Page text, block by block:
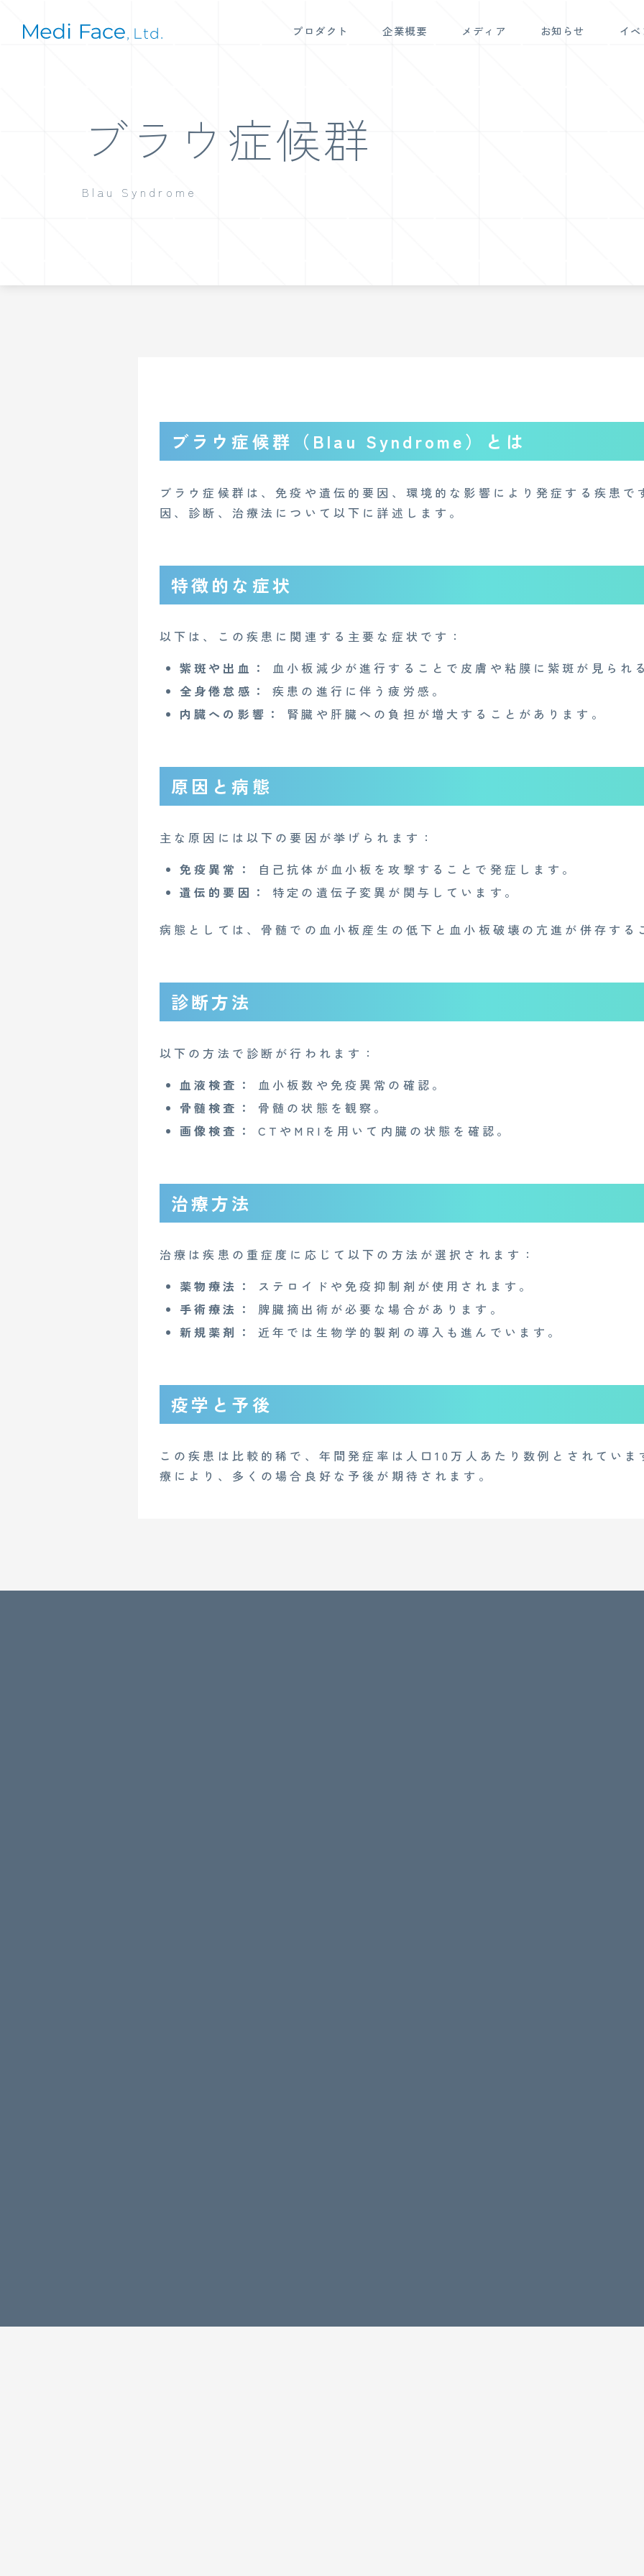
プロダクト 企業概要 メディア お知らせ イベ
ブラウ症候群
Blau Syndrome
ブラウ症候群（Blau Syndrome）とは
ブラウ症候群は、免疫や遺伝的要因、環境的な影響により発症する疾患で
因、診断、治療法について以下に詳述します。
特徴的な症状
以下は、この疾患に関連する主要な症状です：
紫斑や出血：
血小板減少が進行することで皮膚や粘膜に紫斑が見られ
全身倦怠感：
疾患の進行に伴う疲労感。
内臓への影響：
腎臓や肝臓への負担が増大することがあります。
原因と病態
主な原因には以下の要因が挙げられます：
免疫異常：
自己抗体が血小板を攻撃することで発症します。
遺伝的要因：
特定の遺伝子変異が関与しています。
病態としては、骨髄での血小板産生の低下と血小板破壊の亢進が併存する
診断方法
以下の方法で診断が行われます：
血液検査：
血小板数や免疫異常の確認。
骨髄検査：
骨髄の状態を観察。
画像検査：
CTやMRIを用いて内臓の状態を確認。
治療方法
治療は疾患の重症度に応じて以下の方法が選択されます：
薬物療法：
ステロイドや免疫抑制剤が使用されます。
手術療法：
脾臓摘出術が必要な場合があります。
新規薬剤：
近年では生物学的製剤の導入も進んでいます。
疫学と予後
この疾患は比較的稀で、年間発症率は人口10万人あたり数例とされてい
療により、多くの場合良好な予後が期待されます。
CONTACT
Mente for Biz [メンテ]
情報セキュリティ基本方針 特定商取引法に基づく表記
Copyright© 2023 Medi Face, Ltd. All Right Reserved.